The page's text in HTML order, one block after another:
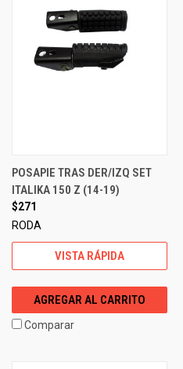
POSAPIE TRAS DER/IZQ SET
ITALIKA 150 Z (14-19)
$271
RODA
VISTA RÁPIDA
AGREGAR AL CARRITO
Comparar